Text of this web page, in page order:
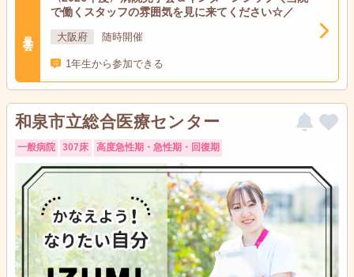
で働くスタッフの雰囲気を見に来てください☆／
大阪府 随時開催
1年生から参加できる
和泉市立総合医療センター
一般病院 307床 高度急性期・急性期・回復期